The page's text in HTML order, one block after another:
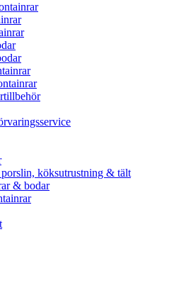
köksutrustning & tält
& bodar